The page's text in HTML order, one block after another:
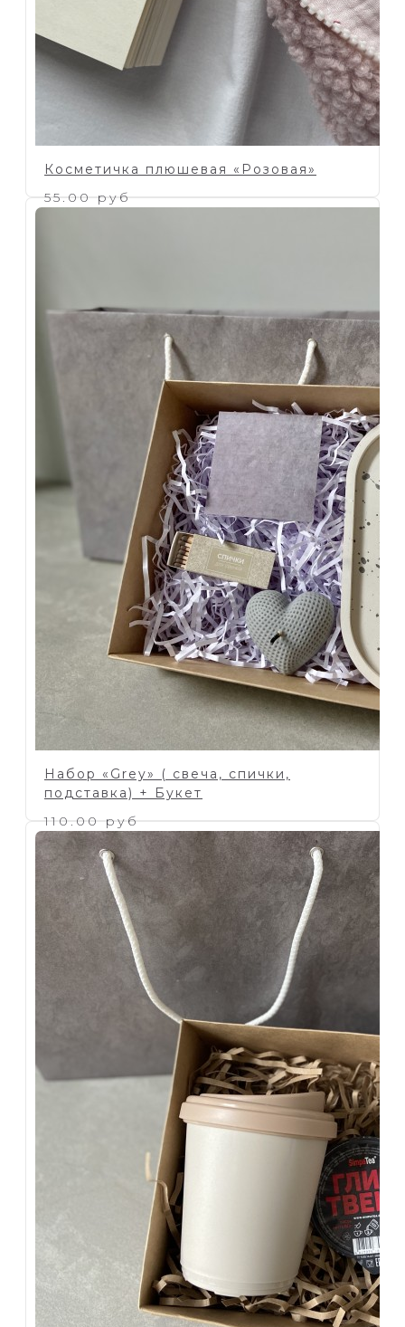
Косметичка плюшевая «Розовая»
55.00 руб
Набор «Grey» ( свеча, спички,
подставка) + Букет
110.00 руб